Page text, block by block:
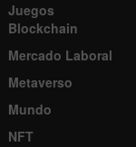
Juegos
Blockchain
Mercado Laboral
Metaverso
Mundo
NFT